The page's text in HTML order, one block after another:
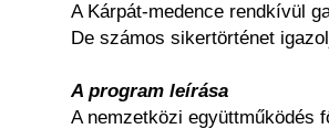
A Kárpát-medence rendkívül
De számos sikertörténet
A program leírása
A nemzetközi együttműködés